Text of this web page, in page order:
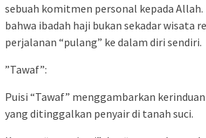
sebuah komitmen personal kepada
bahwa ibadah haji bukan sekadar wisata
perjalanan “pulang” ke dalam diri sendiri.
​”Tawaf”:
​Puisi “Tawaf” menggambarkan
yang ditinggalkan penyair di tanah suci.